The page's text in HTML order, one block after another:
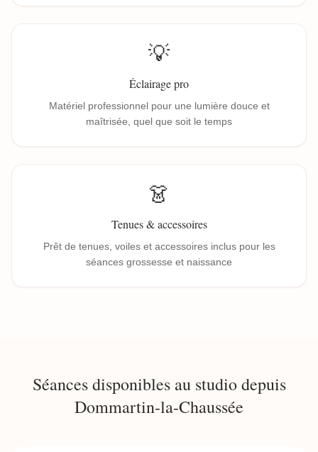
💡
Éclairage pro
Matériel professionnel pour une lumière douce et
maîtrisée, quel que soit le temps
👗
Tenues & accessoires
Prêt de tenues, voiles et accessoires inclus pour les
séances grossesse et naissance
Séances disponibles au studio depuis
Dommartin-la-Chaussée